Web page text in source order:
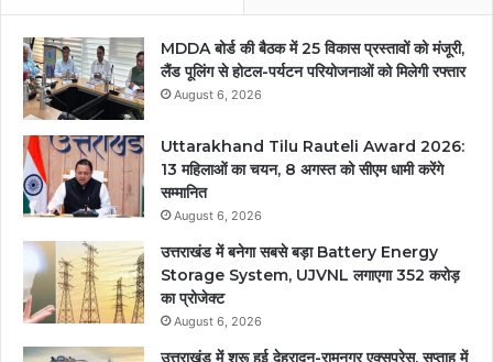
MDDA बोर्ड की बैठक में 25 विकास प्रस्तावों को मंजूरी,
लैंड पूलिंग से होटल-पर्यटन परियोजनाओं को मिलेगी रफ्तार
August 6, 2026
Uttarakhand Tilu Rauteli Award 2026:
13 महिलाओं का चयन, 8 अगस्त को सीएम धामी करेंगे
सम्मानित
August 6, 2026
उत्तराखंड में बनेगा सबसे बड़ा Battery Energy
Storage System, UJVNL लगाएगा 352 करोड़
का प्रोजेक्ट
August 6, 2026
उत्तराखंड में शुरू हुई देहरादून-रामनगर एक्सप्रेस, सप्ताह में